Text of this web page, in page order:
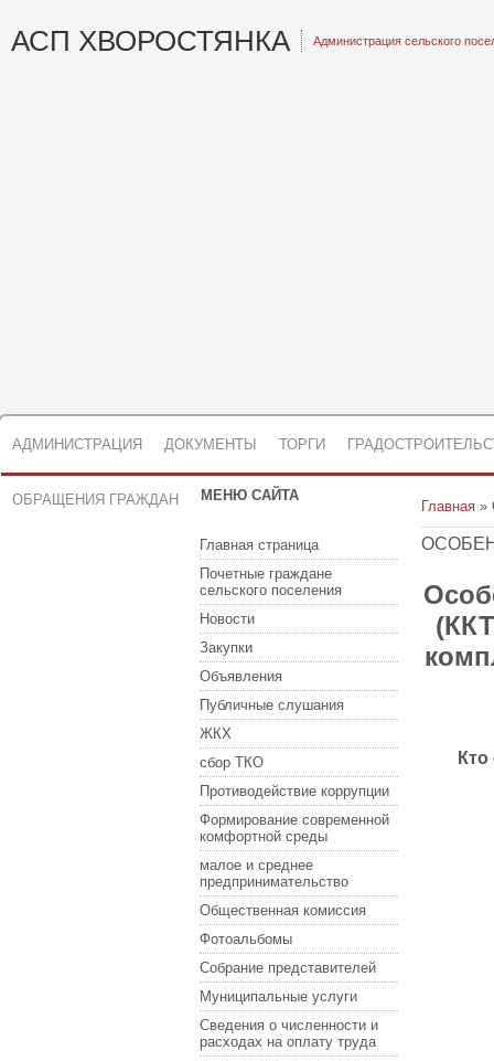
АСП ХВОРОСТЯНКА Администрация сельского
АДМИНИСТРАЦИЯ ДОКУМЕНТЫ ТОРГИ
ОБРАЩЕНИЯ ГРАЖДАН МЕНЮ САЙТА
Главная страница
Почетные граждане
сельского поселения
Новости
Закупки
Объявления
Публичные слушания
ЖКХ
сбор ТКО
Противодействие коррупции
Формирование современной
комфортной среды
малое и среднее
предпринимательство
Общественная комиссия
Фотоальбомы
Собрание представителей
Муниципальные услуги
Сведения о численности и
расходах на оплату труда
Главная »